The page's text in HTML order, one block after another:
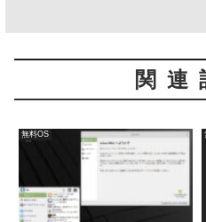
関連
無料OS